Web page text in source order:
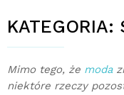
KATEGORIA:
Mimo tego, że moda
niektóre rzeczy